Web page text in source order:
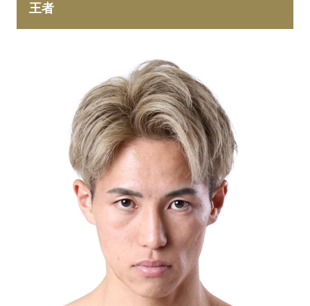
王者